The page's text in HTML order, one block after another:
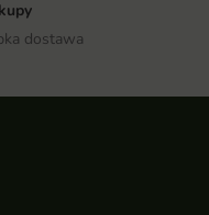
dostawa